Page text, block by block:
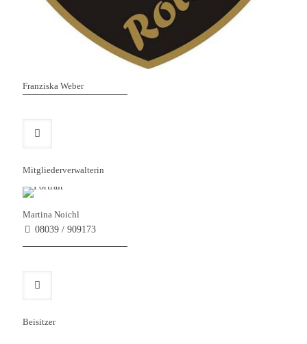
Franziska Weber
Mitgliederverwalterin
Martina Noichl
08039 / 909173
Beisitzer